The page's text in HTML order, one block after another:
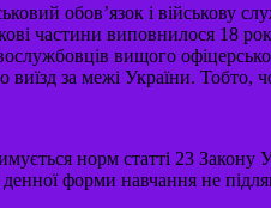
обов’язок і військову
частини виповнилося 18
вищого
виїзд за межі України.
норм статті 23 Закону
форми навчання не